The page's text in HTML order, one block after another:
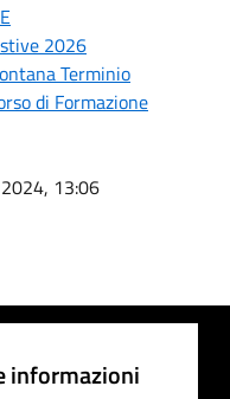
2026
Terminio
di Formazione
13:06
informazioni